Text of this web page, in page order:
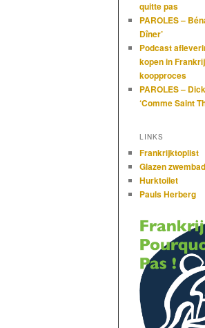
quitte pas
PAROLES –
Dîner’
Podcast
kopen in
koopproces
PAROLES –
‘Comme Saint
LINKS
Frankrijktoplist
Glazen
Hurktoilet
Pauls Herberg